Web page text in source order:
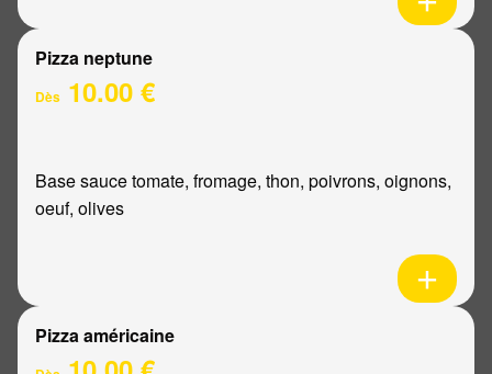
Pizza neptune
Dès 10.00 €
Base sauce tomate, fromage, thon, poivrons, oignons,
oeuf, olives
Pizza américaine